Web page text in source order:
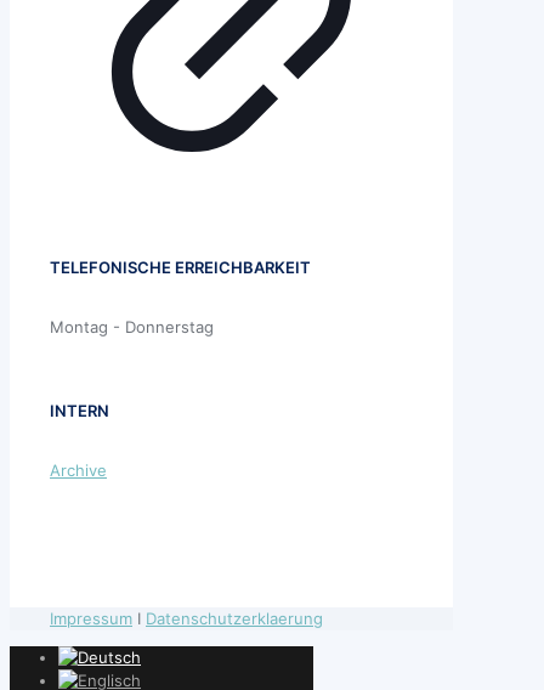
TELEFONISCHE ERREICHBARKEIT
Montag - Donnerstag
INTERN
Archive
Impressum I Datenschutzerklaerung